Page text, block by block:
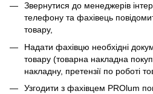
Звернутися до менеджерів
телефону та фахівець
товару,
Надати фахівцю необхідні
товару (товарна накладна
накладну, претензії по роботі
Узгодити з фахівцем PROlum